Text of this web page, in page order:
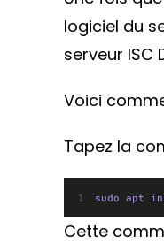
logiciel du
serveur ISC
Voici
Tapez la
sudo apt
Cette